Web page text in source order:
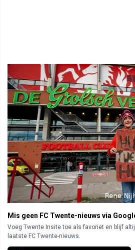
Mis geen FC Twente-nieuws via
Voeg Twente Insite toe als favoriet en blijf
laatste FC Twente-nieuws.